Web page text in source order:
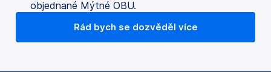
objednané Mýtné OBU.
Rád bych se dozvěděl více